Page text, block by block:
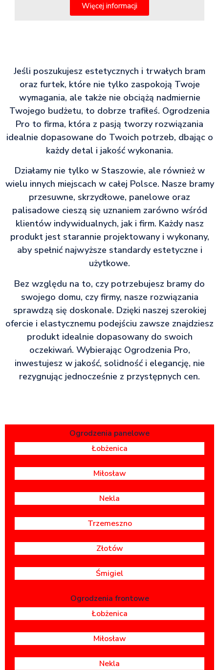
Więcej informacji
Jeśli poszukujesz estetycznych i trwałych bram
oraz furtek, które nie tylko zaspokoją Twoje
wymagania, ale także nie obciążą nadmiernie
Twojego budżetu, to dobrze trafiłeś. Ogrodzenia
Pro to firma, która z pasją tworzy rozwiązania
idealnie dopasowane do Twoich potrzeb, dbając o
każdy detal i jakość wykonania.
Działamy nie tylko w Staszowie, ale również w
wielu innych miejscach w całej Polsce. Nasze bramy
przesuwne, skrzydłowe, panelowe oraz
palisadowe cieszą się uznaniem zarówno wśród
klientów indywidualnych, jak i firm. Każdy nasz
produkt jest starannie projektowany i wykonany,
aby spełnić najwyższe standardy estetyczne i
użytkowe.
Bez względu na to, czy potrzebujesz bramy do
swojego domu, czy firmy, nasze rozwiązania
sprawdzą się doskonale. Dzięki naszej szerokiej
ofercie i elastycznemu podejściu zawsze znajdziesz
produkt idealnie dopasowany do swoich
oczekiwań. Wybierając Ogrodzenia Pro,
inwestujesz w jakość, solidność i elegancję, nie
rezygnując jednocześnie z przystępnych cen.
Ogrodzenia panelowe
Łobżenica
Miłosław
Nekla
Trzemeszno
Złotów
Śmigiel
Ogrodzenia frontowe
Łobżenica
Miłosław
Nekla